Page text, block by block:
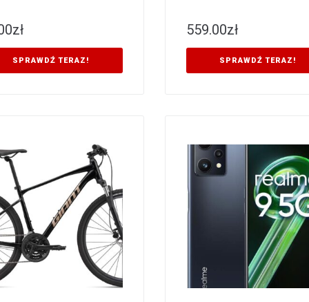
zł
SPRAWDŹ TERAZ!
559.00zł
SPRAWDŹ TERAZ!